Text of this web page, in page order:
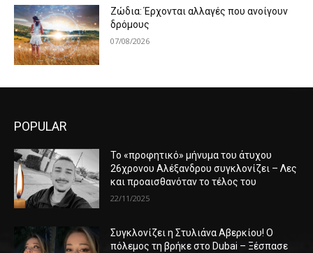
Ζώδια: Έρχονται αλλαγές που ανοίγουν
δρόμους
07/08/2026
POPULAR
Το «προφητικό» μήνυμα του άτυχου
26χρονου Αλέξανδρου συγκλονίζει – Λες
και προαισθανόταν το τέλος του
22/11/2025
Συγκλονίζει η Στυλιάνα Αβερκίου! Ο
πόλεμος τη βρήκε στο Dubai – Ξέσπασε